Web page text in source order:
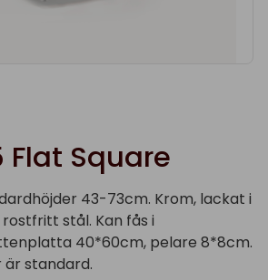
Flat Square
43-73cm. Krom, lackat i
stål. Kan fås i
40*60cm, pelare 8*8cm.
standard.